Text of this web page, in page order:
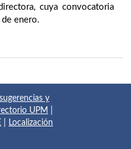
cuya convocatoria
enero.
y
UPM
Localización